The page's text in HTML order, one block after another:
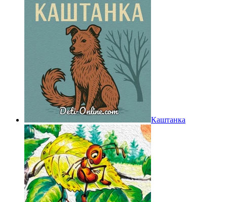
Каштанка